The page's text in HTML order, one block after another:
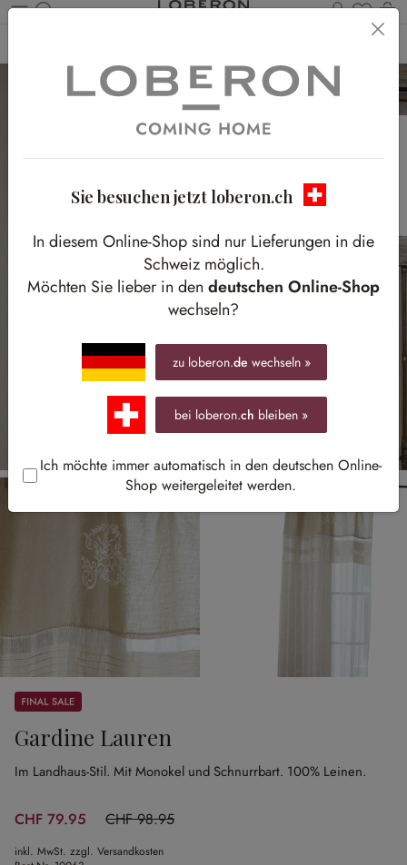
Du
Sale
Gardine Lauren
Im Landhaus-Stil. Mit Monokel und Schnurrbart. 100% Leinen.
CHF 79.95 CHF 98.95
(19.2% gespart)
inkl. MwSt. zzgl. Versandkosten
Sie besuchen jetzt loberon.ch
In diesem Online-Shop sind nur Lieferungen in die
Schweiz möglich.
Möchten Sie lieber in den deutschen Online-Shop
wechseln?
zu loberon.de wechseln »
bei loberon.ch bleiben »
Ich möchte immer automatisch in den deutschen Online-
Shop weitergeleitet werden.